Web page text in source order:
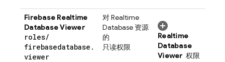
Firebase Realtime
DatabaseViewer
roles/
firebasedatabase .
viewer
对Realtime
Database 资源
的
只读权限
Realtime
Database
Viewer 权限